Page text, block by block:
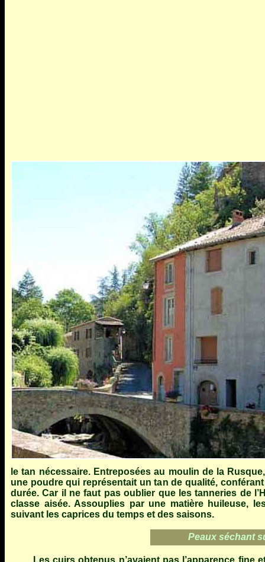
le tan nécessaire. Entreposées au moulin de la
une poudre qui représentait un tan de qualité,
durée. Car il ne faut pas oublier que les tanneries de
classe aisée. Assouplies par une matière huileuse,
suivant les caprices du temps et des saisons.
Peaux séchant
Les cuirs obtenus n’avaient pas l’apparence fine